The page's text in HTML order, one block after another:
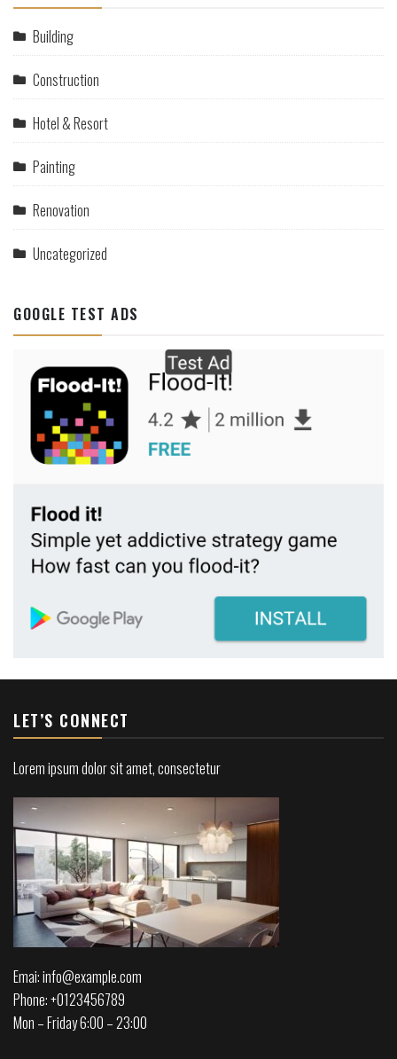
Building
Construction
Hotel & Resort
Painting
Renovation
Uncategorized
GOOGLE TEST ADS
LET’S CONNECT
Lorem ipsum dolor sit amet, consectetur
Emai: info@example.com
Phone: +0123456789
Mon – Friday 6:00 – 23:00